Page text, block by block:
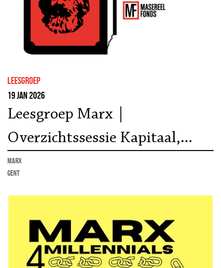
leesgroep
19 jan 2026
Leesgroep Marx |
Overzichtssessie Kapitaal,
Volume 1 met Karim Zahidi
marx
Gent